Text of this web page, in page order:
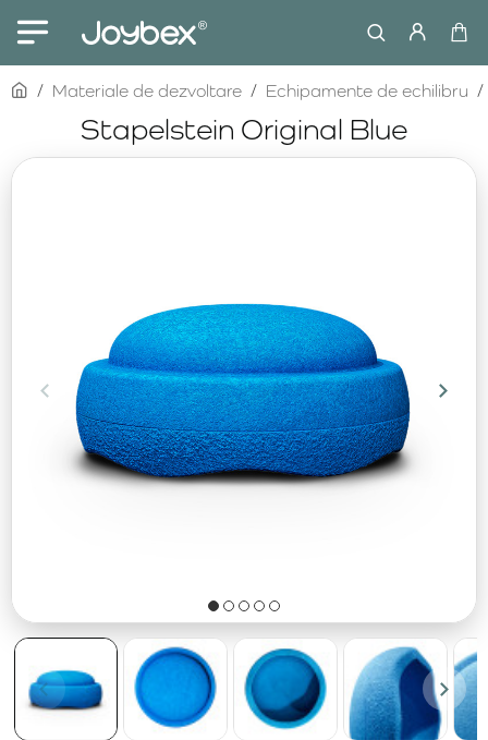
Stapelstein Original Blue
homeMateriale de dezvoltare Echipamente de echilibru